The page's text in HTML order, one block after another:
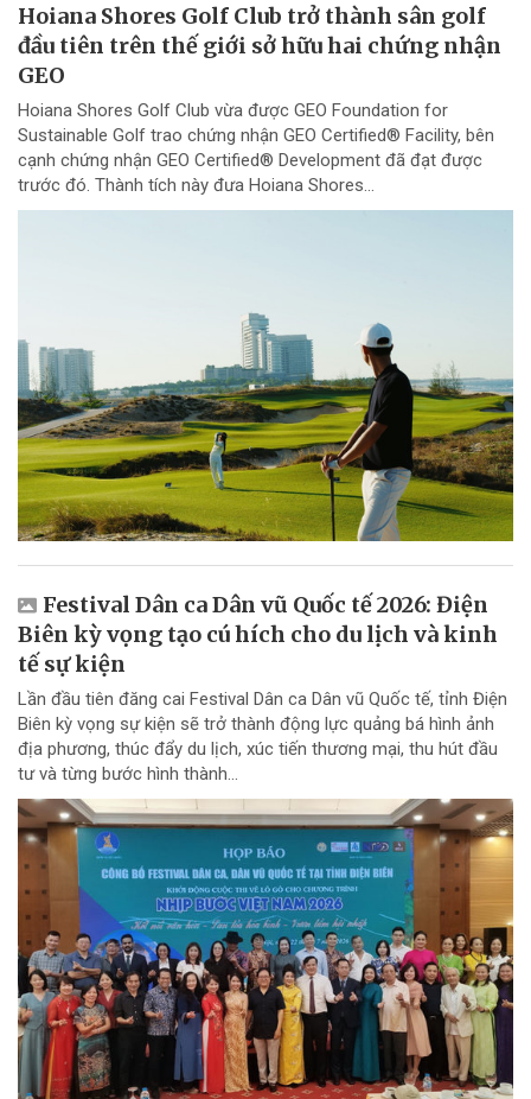
Hoiana Shores Golf Club trở thành sân golf
đầu tiên trên thế giới sở hữu hai chứng nhận
GEO
Hoiana Shores Golf Club vừa được GEO Foundation for
Sustainable Golf trao chứng nhận GEO Certified® Facility, bên
cạnh chứng nhận GEO Certified® Development đã đạt được
trước đó. Thành tích này đưa Hoiana Shores...
Festival Dân ca Dân vũ Quốc tế 2026: Điện
Biên kỳ vọng tạo cú hích cho du lịch và kinh
tế sự kiện
Lần đầu tiên đăng cai Festival Dân ca Dân vũ Quốc tế, tỉnh Điện
Biên kỳ vọng sự kiện sẽ trở thành động lực quảng bá hình ảnh
địa phương, thúc đẩy du lịch, xúc tiến thương mại, thu hút đầu
tư và từng bước hình thành...